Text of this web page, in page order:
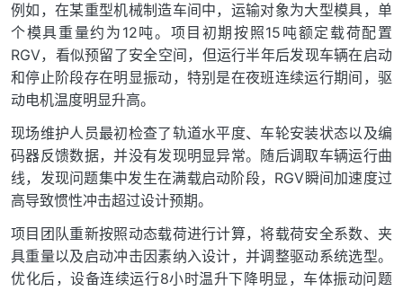
例如，在某重型机械制造车间中，运输对象为大型模具，单
个模具重量约为12吨。项目初期按照15吨额定载荷配置
RGV，看似预留了安全空间，但运行半年后发现车辆在启动
和停止阶段存在明显振动，特别是在夜班连续运行期间，驱
动电机温度明显升高。
现场维护人员最初检查了轨道水平度、车轮安装状态以及编
码器反馈数据，并没有发现明显异常。随后调取车辆运行曲
线，发现问题集中发生在满载启动阶段，RGV瞬间加速度过
高导致惯性冲击超过设计预期。
项目团队重新按照动态载荷进行计算，将载荷安全系数、夹
具重量以及启动冲击因素纳入设计，并调整驱动系统选型。
优化后，设备连续运行8小时温升下降明显，车体振动问题